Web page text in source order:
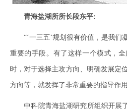
青海盐湖所所长段东平:
“‘一三五’规划很有价值，是我们
重要的手段。有了这样一个模式，
时，对于选择主攻方向、明确发展定
方向等，就发挥了非常重要的指导作
中科院青海盐湖研究所组织开展了